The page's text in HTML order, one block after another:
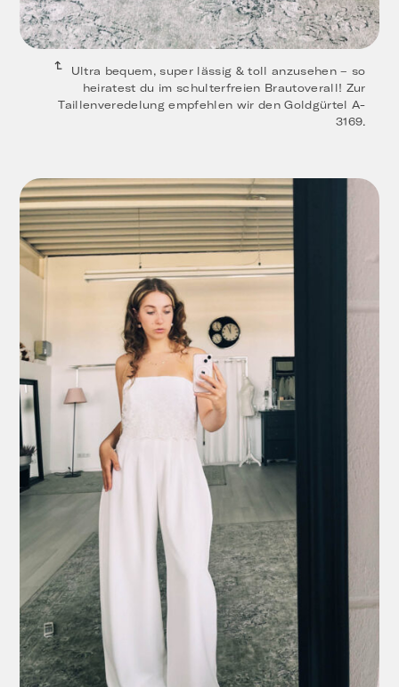
Ultra bequem, super lässig & toll anzusehen – so
heiratest du im schulterfreien Brautoverall! Zur
Taillenveredelung empfehlen wir den Goldgürtel A-
3169.